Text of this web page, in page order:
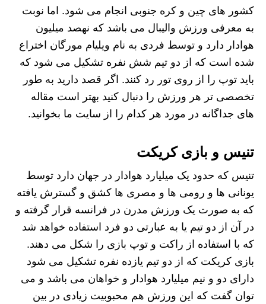
کشور های چین و کره جنوبی انجام می شود. اما نوبت
به معرفی ورزش والیبال می باشد که نهصد میلیون
هوادار دارد و توسط فردی به نام ویلیام مورگان اختراع
شده است که از دو تیم شش نفره تشکیل می شود که
باید توپ را از روی تور رد کنند. اگر قصد دارید به طور
تخصصی تر هر ورزش را دنبال کنید بهتر است مقاله
های جداگانه در مورد هر کدام را از سایت ما بخوانید.
تنیس و بازی کریکت
تنیس که حدود یک میلیارد هوادار در جهان دارد توسط
یونانی ها و رومی ها و مصری ها کشق و گسترش یافته
که به صورت یک ورزش مدرن در فرانسه قرار گرفته و
در آن از دو تیم یا به عبارتی دو فرد استفاده خواهد شد
که با استفاده از راکت و توپ بازی را شکل می دهند.
بازی کریکت که از دو تیم یازده نفره تشکیل می شود
دارای دو و نیم میلیارد هوادار و خواهان می باشد و می
توان گفت که این ورزش هم محبوبیت زیادی در بین